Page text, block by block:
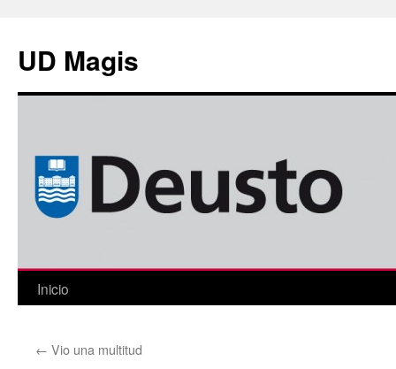
contenido
UD Magis
Inicio
← Vio una multitud